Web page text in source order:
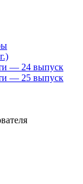
— 24 выпуск
— 25 выпуск